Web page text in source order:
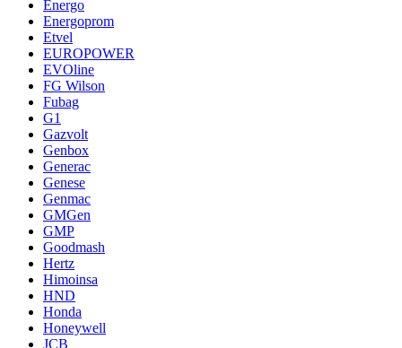
Energo
Energoprom
Etvel
EUROPOWER
EVOline
FG Wilson
Fubag
G1
Gazvolt
Genbox
Generac
Genese
Genmac
GMGen
GMP
Goodmash
Hertz
Himoinsa
HND
Honda
Honeywell
JCB